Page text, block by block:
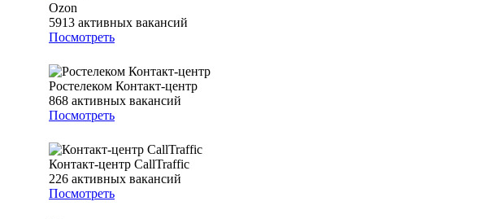
Ozon
5913 активных вакансий
Посмотреть
Ростелеком Контакт-центр
868 активных вакансий
Посмотреть
Контакт-центр CallTraffic
226 активных вакансий
Посмотреть